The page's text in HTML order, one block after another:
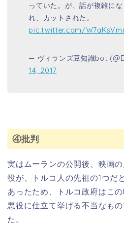
っていた。が、話が複雑に
れ、カットされた。
pic.twitter.com/
— ヴィランズ豆知識bot
14, 2017
④批判
実はムーランの公開後、映画
役が、トルコ人の先祖の1つだ
あったため、トルコ政府はこ
悪役に仕立て挙げる不当なも
た。